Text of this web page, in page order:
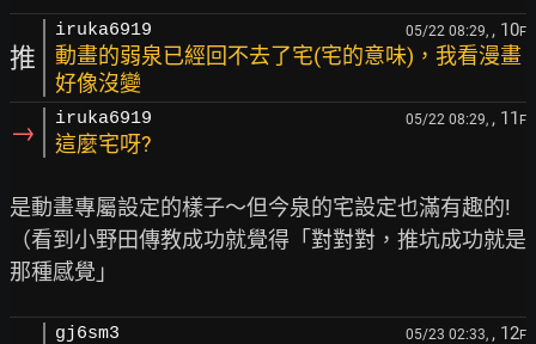
推
iruka6919 05/22 08:29, , 10F
動畫的弱泉已經回不去了宅(宅的意味)，我看漫畫
好像沒變
→ iruka6919 05/22 08:29, , 11 F
這麼宅呀?
是動畫專屬設定的樣子～但今泉的宅設定也滿有趣的!
（看到小野田傳教成功就覺得「對對對，推坑成功就是
gj6sm3 05/23 02:33, , 12F